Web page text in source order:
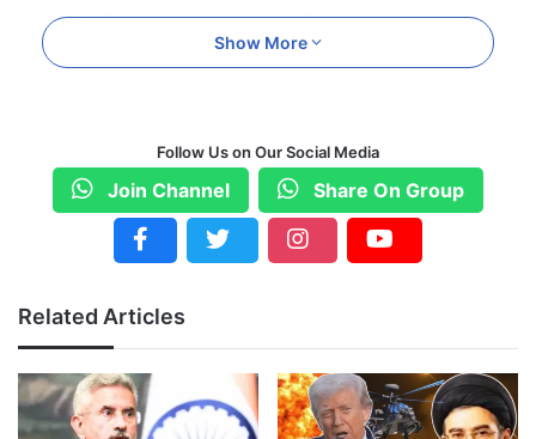
रुपये से अधिक पहुंच गई है। हालांकि, 1000 करोड़ रुपये
का आंकड़ा पार करना अभी भी एक चुनौती माना जा रहा है,
नहीं कर पा रही है।
कांतारा चैप्टर 1 ने भारत में कमाए 33 करोड़
Show More
Follow Us on Our Social Media
Join Channel Share On Group
Related Articles